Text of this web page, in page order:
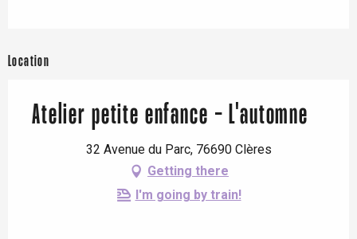
Location
Atelier petite enfance - L'automne
32 Avenue du Parc, 76690 Clères
Getting there
I'm going by train!